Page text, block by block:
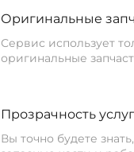
Оригинальные
Сервис использует
оригинальные
Прозрачность услуг
Вы точно будете